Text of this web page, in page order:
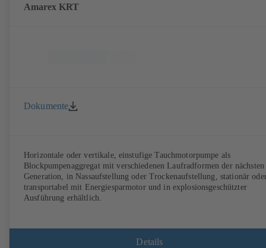
Amarex KRT
Dokumente
Horizontale oder vertikale, einstufige Tauchmotorpumpe als
Blockpumpenaggregat mit verschiedenen Laufradformen der nächsten
Generation, in Nassaufstellung oder Trockenaufstellung, stationär
transportabel mit Energiesparmotor und in explosionsgeschützter
Ausführung erhältlich.
Details